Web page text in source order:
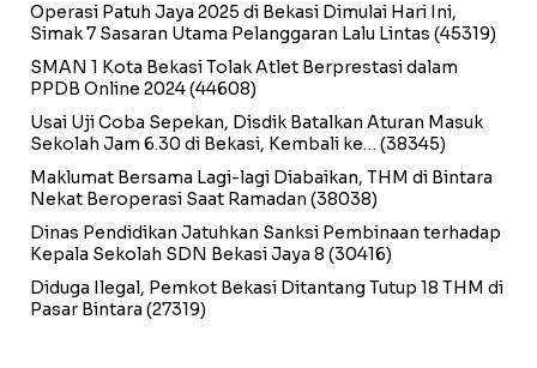
Operasi Patuh Jaya 2025 di Bekasi Dimulai Hari Ini,
Simak 7 Sasaran Utama Pelanggaran Lalu Lintas (45319)
SMAN 1 Kota Bekasi Tolak Atlet Berprestasi dalam
PPDB Online 2024(44608)
Usai Uji Coba Sepekan, Disdik Batalkan Aturan Masuk
Sekolah Jam 6.30 di Bekasi, Kembali ke… (38345)
Maklumat Bersama Lagi-lagi Diabaikan, THM di Bintara
Nekat Beroperasi Saat Ramadan (38038)
Dinas Pendidikan Jatuhkan Sanksi Pembinaan terhadap
Kepala Sekolah SDN Bekasi Jaya 8 (30416)
Diduga Ilegal, Pemkot Bekasi Ditantang Tutup 18 THM di
Pasar Bintara (27319)